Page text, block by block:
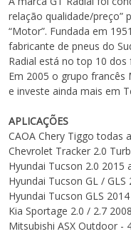
relação qualidade/preço”
“Motor”. Fundada em
fabricante de pneus do
Radial está no top 10 dos
Em 2005 o grupo
e investe ainda mais em
APLICAÇÕES
CAOA Chery Tiggo todas
Chevrolet Tracker 2.0
Hyundai Tucson 2.0 2015
Hyundai Tucson GL / GLS
Hyundai Tucson GLS 2014
Kia Sportage 2.0 / 2.7
Mitsubishi ASX Outdoor -